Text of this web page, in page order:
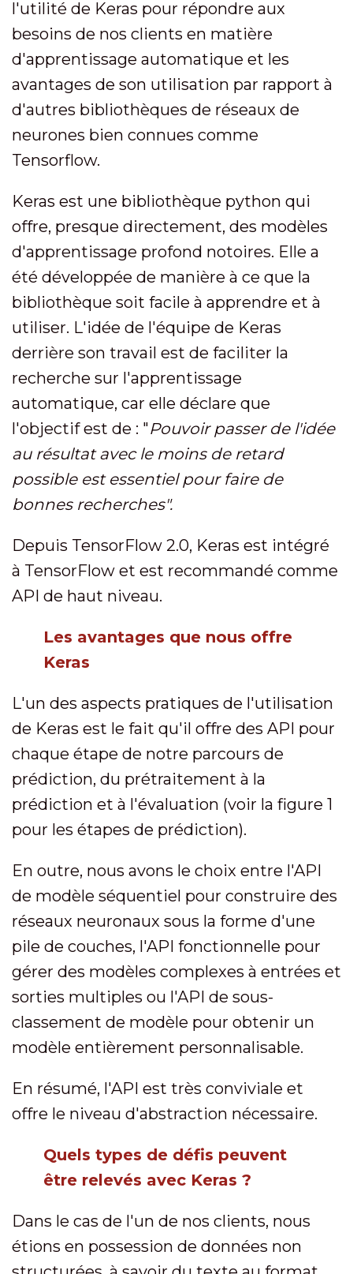
l'utilité de Keras pour répondre aux
besoins de nos clients en matière
d'apprentissage automatique et les
avantages de son utilisation par rapport à
d'autres bibliothèques de réseaux de
neurones bien connues comme
Tensorflow.
Keras est une bibliothèque python qui
offre, presque directement, des modèles
d'apprentissage profond notoires. Elle a
été développée de manière à ce que la
bibliothèque soit facile à apprendre et à
utiliser. L'idée de l'équipe de Keras
derrière son travail est de faciliter la
recherche sur l'apprentissage
automatique, car elle déclare que
l'objectif est de : "Pouvoir passer de l'idée
au résultat avec le moins de retard
possible est essentiel pour faire de
bonnes recherches".
Depuis TensorFlow 2.0, Keras est intégré
à TensorFlow et est recommandé comme
API de haut niveau.
Les avantages que nous offre
Keras
L'un des aspects pratiques de l'utilisation
de Keras est le fait qu'il offre des API pour
chaque étape de notre parcours de
prédiction, du prétraitement à la
prédiction et à l'évaluation (voir la figure 1
pour les étapes de prédiction).
En outre, nous avons le choix entre l'API
de modèle séquentiel pour construire des
réseaux neuronaux sous la forme d'une
pile de couches, l'API fonctionnelle pour
gérer des modèles complexes à entrées et
sorties multiples ou l'API de sous-
classement de modèle pour obtenir un
modèle entièrement personnalisable.
En résumé, l'API est très conviviale et
offre le niveau d'abstraction nécessaire.
Quels types de défis peuvent
être relevés avec Keras ?
Dans le cas de l'un de nos clients, nous
étions en possession de données non